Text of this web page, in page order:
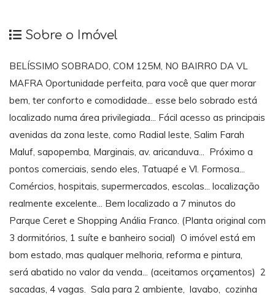
Sobre o Imóvel
BELÍSSIMO SOBRADO, COM 125M, NO BAIRRO DA VL
MAFRA Oportunidade perfeita, para você que quer morar
bem, ter conforto e comodidade... esse belo sobrado está
localizado numa área privilegiada... Fácil acesso as principais
avenidas da zona leste, como Radial leste, Salim Farah
Maluf, sapopemba, Marginais, av. aricanduva... Próximo a
pontos comerciais, sendo eles, Tatuapé e Vl. Formosa...
Comércios, hospitais, supermercados, escolas... localização
realmente excelente... Bem localizado a 7 minutos do
Parque Ceret e Shopping Anália Franco. (Planta original com
3 dormitórios, 1 suíte e banheiro social) O imóvel está em
bom estado, mas qualquer melhoria, reforma e pintura,
será abatido no valor da venda... (aceitamos orçamentos) 2
sacadas, 4 vagas. Sala para 2 ambiente, lavabo, cozinha